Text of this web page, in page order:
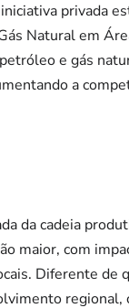
privada
Natural em
e gás
a
da cadeia
maior, com
Diferente de
regional,